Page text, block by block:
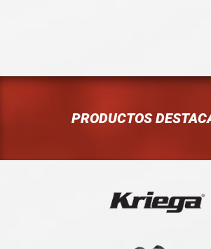
PRODUCTOS